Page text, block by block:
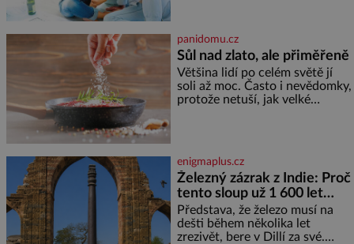
nejtěžších věcí na světě. Ale
každý, kdo s tím má nějaké
zkušenosti, se zapřísahá, že
pokud odpustíte, znatelně se
vám uleví. Když se ke mně
doneslo, že si manžel pořídil
panidomu.cz
Sůl nad zlato, ale přiměřeně
Většina lidí po celém světě jí
soli až moc. Často i nevědomky,
protože netuší, jak velké
ani ne třetinovém množství, než
je pro většinu populace běžné.
Její základní složky– sodík a
chlór – jsou zásadní pro
správné hospodaření
enigmaplus.cz
Železný zázrak z Indie: Proč
tento sloup už 1 600 let
nezná rez?
Představa, že železo musí na
dešti během několika let
zrezivět, bere v Dillí za své.